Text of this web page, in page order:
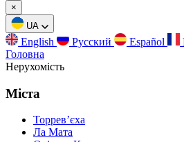
×
UA
English Русский Español
Головна
Нерухомість
Міста
Торревʼєха
Ла Мата